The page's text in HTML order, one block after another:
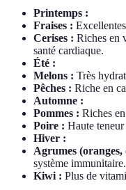
Printemps :
Fraises :
Cerises : Riches en
santé cardiaque.
Été :
Melons : Très
Pêches : Riche en
Automne :
Pommes : Riches
Poire : Haute
Hiver :
Agrumes (oranges,
système immunitaire.
Kiwi : Plus de